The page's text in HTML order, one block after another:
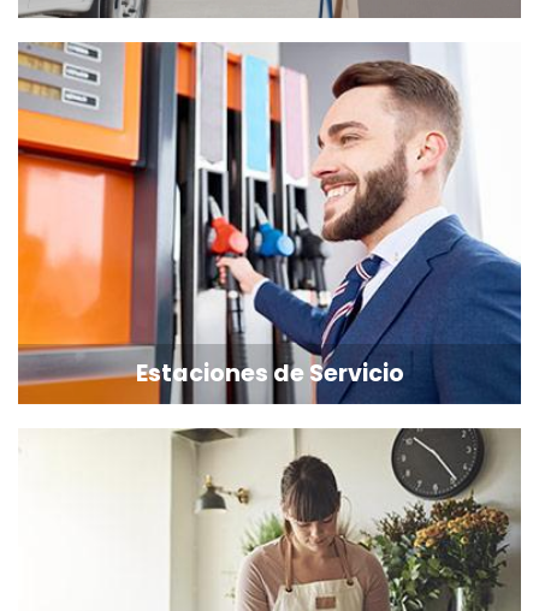
Estaciones de Servicio